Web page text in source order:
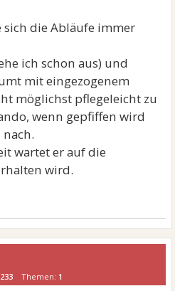
sich die Abläufe immer
ich schon aus) und
mit eingezogenem
möglichst pflegeleicht zu
wenn gepfiffen wird
wartet er auf die
wird.
Themen: 1